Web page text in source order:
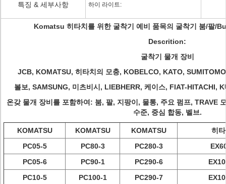
특징 & 세부사항 하이 라이트:
Komatsu 히타치를 위한 굴착기 예비 품목의 굴착기 붐/팔/
Descrition:
굴착기 물개 장비
JCB, KOMATSU, 히타치의 모충, KOBELCO, KATO,
볼보, SAMSUNG, 미츠비시, LIEBHERR, 케이스, FIAT-HITACHI,
온갖 물개 장비를 포함하여: 붐, 팔, 지팡이, 물통, 주요 펌프, TRAVE
수준, 중심 합동, 벨브.
KOMATSU KOMATSU KOMATSU
히
PC05-5
PC80-3 PC280-3
PC05-6
PC90-1 PC290-6
PC10-5
PC100-1 PC290-7